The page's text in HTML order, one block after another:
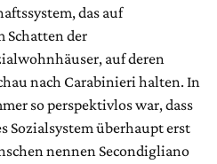
das auf
Schatten der
auf deren
nach Carabinieri halten. In
so perspektivlos war, dass
Sozialsystem überhaupt erst
nennen Secondigliano